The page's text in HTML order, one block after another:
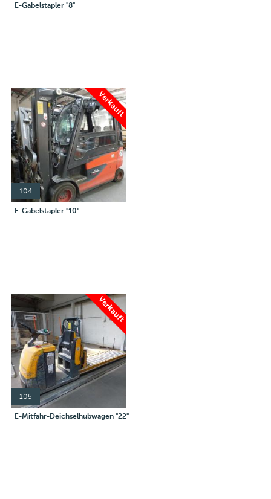
E-Gabelstapler "8"
Verkauft
104
E-Gabelstapler "10"
Verkauft
105
E-Mitfahr-Deichselhubwagen "22"